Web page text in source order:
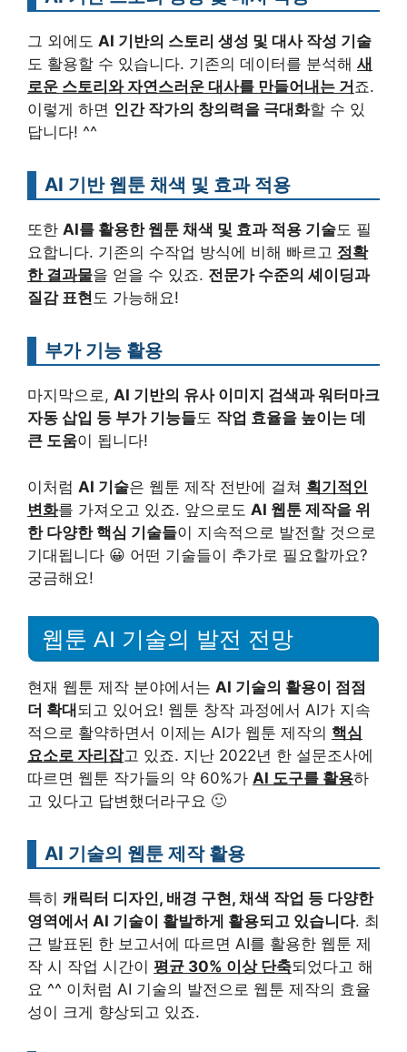
그 외에도 AI 기반의 스토리 생성 및 대사 작성 기술
도 활용할 수 있습니다. 기존의 데이터를 분석해 새
로운 스토리와 자연스러운 대사를 만들어내는 거 죠.
이렇게 하면 인간 작가의 창의력을 극대화할 수 있
답니다! ^^
AI 기반 웹툰 채색 및 효과 적용
또한 AI를 활용한 웹툰 채색 및 효과 적용 기술도 필
요합니다. 기존의 수작업 방식에 비해 빠르고 정확
한 결과물을 얻을 수 있죠. 전문가 수준의 셰이딩과
질감 표현도 가능해요!
부가 기능 활용
마지막으로, AI 기반의 유사 이미지 검색과 워터마크
자동 삽입 등 부가 기능들도 작업 효율을 높이는 데
큰 도움이 됩니다!
이처럼 AI 기술은 웹툰 제작 전반에 걸쳐 획기적인
변화를 가져오고 있죠. 앞으로도 AI 웹툰 제작을 위
한 다양한 핵심 기술들이 지속적으로 발전할 것으로
기대됩니다 😀 어떤 기술들이 추가로 필요할까요?
궁금해요!
웹툰 AI 기술의 발전 전망
현재 웹툰 제작 분야에서는 AI 기술의 활용이 점점
더 확대 되고 있어요! 웹툰 창작 과정에서 AI가 지속
적으로 활약하면서 이제는 AI가 웹툰 제작의 핵심
요소로 자리잡고 있죠. 지난 2022년 한 설문조사에
따르면 웹툰 작가들의 약 60%가 AI 도구를 활용하
고 있다고 답변했더라구요 🙂
AI 기술의 웹툰 제작 활용
특히 캐릭터 디자인, 배경 구현, 채색 작업 등 다양한
영역에서 AI 기술이 활발하게 활용되고 있습니다. 최
근 발표된 한 보고서에 따르면 AI를 활용한 웹툰 제
작 시 작업 시간이 평균 30% 이상 단축되었다고 해
요 ^^ 이처럼 AI 기술의 발전으로 웹툰 제작의 효율
성이 크게 향상되고 있죠.